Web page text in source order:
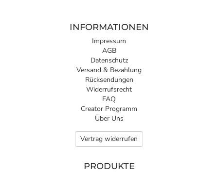
INFORMATIONEN
Impressum
AGB
Datenschutz
Versand & Bezahlung
Rücksendungen
Widerrufsrecht
FAQ
Creator Programm
Über Uns
Vertrag widerrufen
PRODUKTE